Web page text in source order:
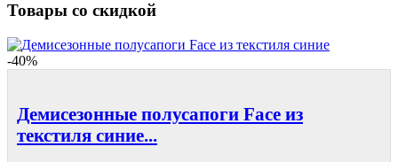
Товары со скидкой
-40%
Демисезонные полусапоги Face из
текстиля синие...